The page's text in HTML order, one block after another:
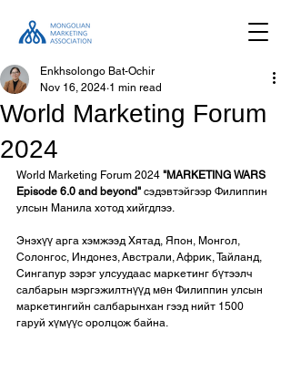
World Marketing Forum
2024
Enkhsolongo Bat-Ochir
Nov 16, 2024 1 min read
World Marketing Forum 2024 "MARKETING WARS
Episode 6.0 and beyond" сэдэвтэйгээр Филиппин
улсын Манила хотод хийгдлээ.
Энэхүү арга хэмжээд Хятад, Япон, Монгол,
Солонгос, Индонез, Австрали, Африк, Тайланд,
Сингапур зэрэг улсуудаас маркетинг бүтээлч
салбарын мэргэжилтнүүд мөн Филиппин улсын
маркетингийн салбарынхан гээд нийт 1500
гаруй хүмүүс оролцож байна.